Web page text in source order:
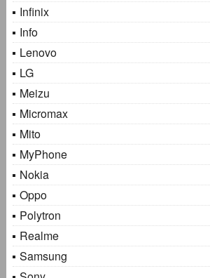
Infinix
Info
Lenovo
LG
Meizu
Micromax
Mito
MyPhone
Nokia
Oppo
Polytron
Realme
Samsung